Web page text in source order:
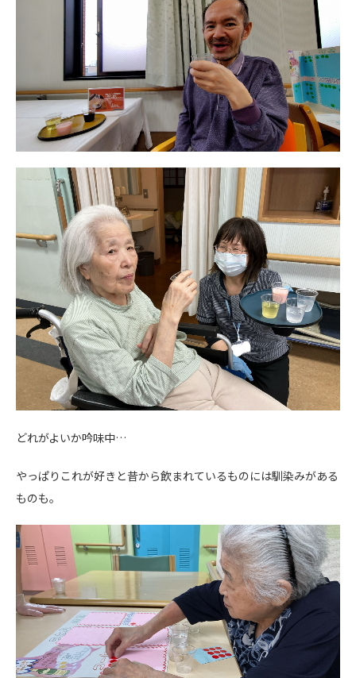
どれがよいか吟味中…
やっぱりこれが好きと昔から飲まれているものには馴染みがある
ものも。